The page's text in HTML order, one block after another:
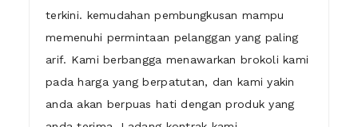
terkini. kemudahan pembungkusan mampu
memenuhi permintaan pelanggan yang paling
arif. Kami berbangga menawarkan brokoli kami
pada harga yang berpatutan, dan kami yakin
anda akan berpuas hati dengan produk yang